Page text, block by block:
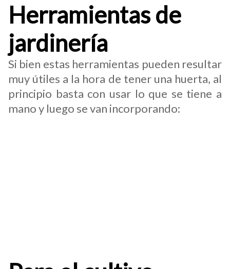
Herramientas de
jardinería
Si bien estas herramientas pueden resultar
muy útiles a la hora de tener una huerta, al
principio basta con usar lo que se tiene a
mano y luego se van incorporando: